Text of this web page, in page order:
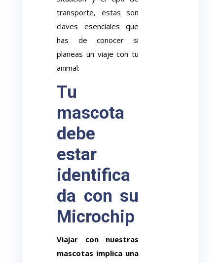
transporte, estas son
claves esenciales que
has de conocer si
planeas un viaje con tu
animal:
Tu
mascota
debe
estar
identifica
da con su
Microchip
Viajar con nuestras
mascotas implica una